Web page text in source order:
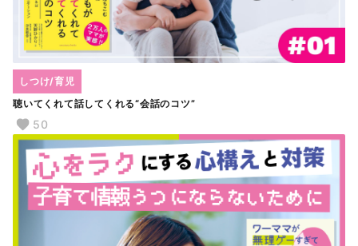
聴いてくれて話してくれる“会話のコツ”
しつけ/育児
50